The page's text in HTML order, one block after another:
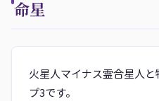
命星
火星人マイナス霊合星人
プ3です。